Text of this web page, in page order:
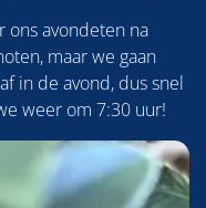
ons avondeten na
maar we gaan
in de avond, dus snel
weer om 7:30 uur!